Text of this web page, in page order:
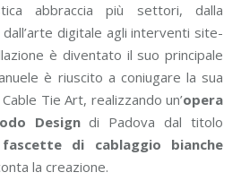
abbraccia più settori, dalla
digitale agli interventi site-
è diventato il suo principale
è riuscito a coniugare la sua
Tie Art, realizzando un’opera
Designdi Padova dal titolo
fascette di cablaggio bianche
la creazione.